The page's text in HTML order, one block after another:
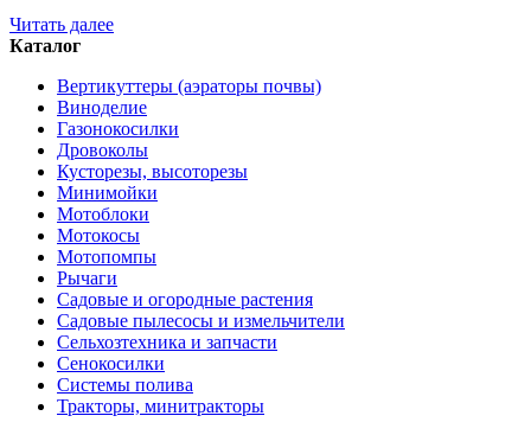
Читать далее
Каталог
Вертикуттеры (аэраторы почвы)
Виноделие
Газонокосилки
Дровоколы
Кусторезы, высоторезы
Минимойки
Мотоблоки
Мотокосы
Мотопомпы
Рычаги
Садовые и огородные растения
Садовые пылесосы и измельчители
Сельхозтехника и запчасти
Сенокосилки
Системы полива
Тракторы, минитракторы